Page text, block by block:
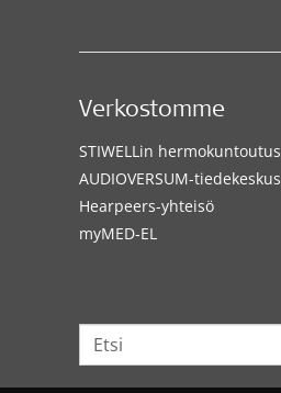
Verkostomme
STIWELLin hermokuntoutus
AUDIOVERSUM-tiedekeskus
Hearpeers-yhteisö
myMED‑EL